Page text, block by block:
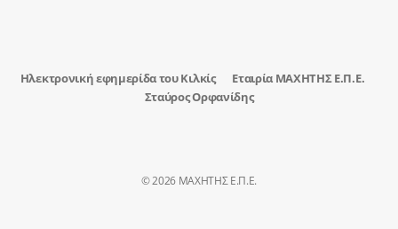
Ηλεκτρονική εφημερίδα του Κιλκίς
Εταιρία ΜΑΧΗΤΗΣ Ε.Π.Ε.
Σταύρος Ορφανίδης
© 2026 ΜΑΧΗΤΗΣ Ε.Π.Ε.